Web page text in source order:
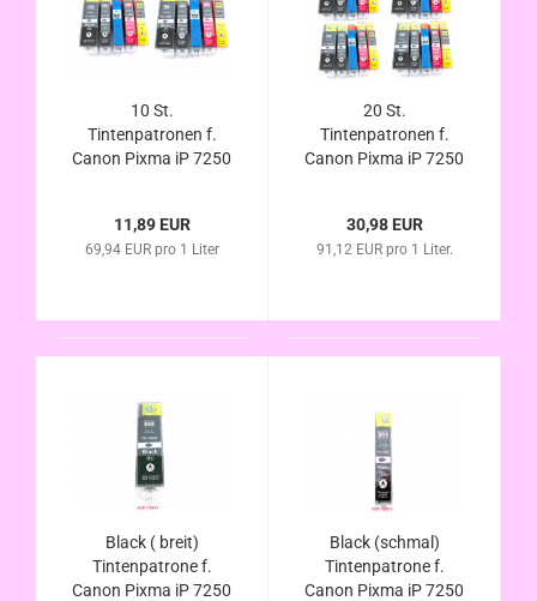
10 St.
Tintenpatronen f.
Canon Pixma iP 7250
551XL mit Chip u.
Füllstandsanzeige
11,89 EUR
69,94 EUR pro 1 Liter
20 St.
Tintenpatronen f.
Canon Pixma iP 7250
551XL mit Chip u.
Füllstandsanzeige
30,98 EUR
91,12 EUR pro 1 Liter.
Black ( breit)
Tintenpatrone f.
Canon Pixma iP 7250
Black (schmal)
Tintenpatrone f.
Canon Pixma iP 7250